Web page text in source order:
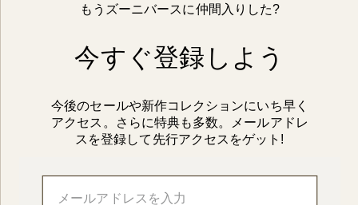
TikTok
法律に基づく表記
日本語/JPY
もうズーニバースに仲間入りした?
今すぐ登録しよう
今後のセールや新作コレクションにいち早く
アクセス。さらに特典も多数。メールアドレ
スを登録して先行アクセスをゲット!